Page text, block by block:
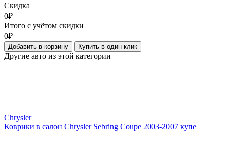
Скидка
0₽
Итого с учётом скидки
0₽
Добавить в корзину Купить в один клик
Другие авто из этой категории
Chrysler
Коврики в салон Chrysler Sebring Coupe 2003-2007 купе